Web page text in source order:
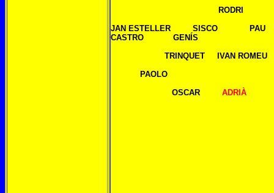
RODRI
JAN ESTELLER SISCO PAU
CASTRO GENÍS
TRINQUET IVAN ROMEU
PAOLO
OSCAR
ADRIÀ